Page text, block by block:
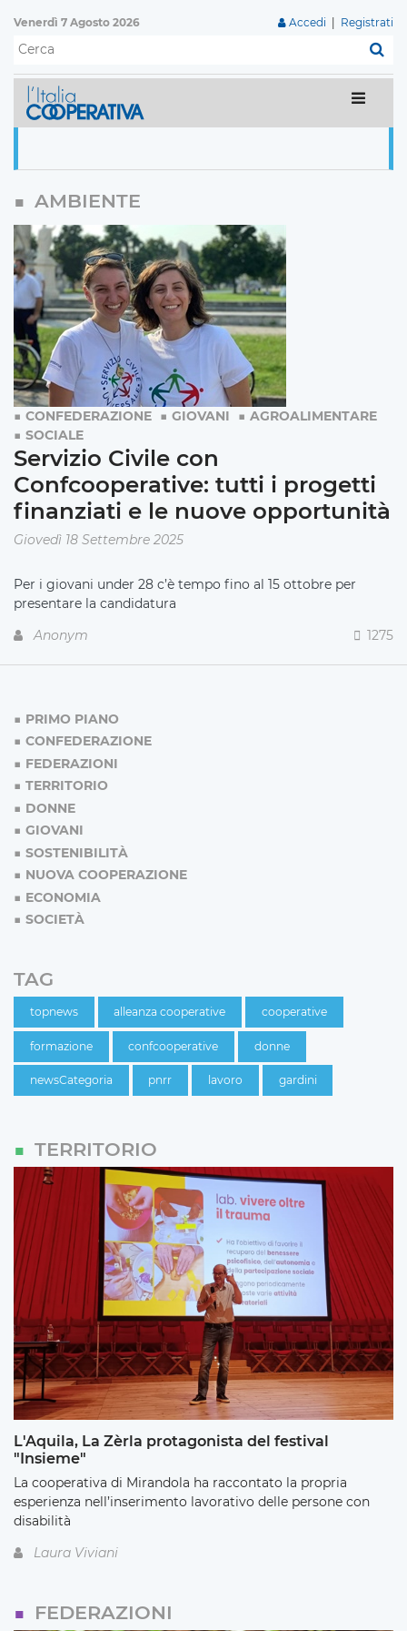
Venerdì 7 Agosto 2026 Accedi Registrati
AMBIENTE
CONFEDERAZIONE GIOVANI
AGROALIMENTARE
SOCIALE
Servizio Civile con
Confcooperative: tutti i progetti
finanziati e le nuove opportunità
Giovedì 18 Settembre 2025
Per i giovani under 28 c’è tempo fino al 15 ottobre per
presentare la candidatura
Anonym
1275
PRIMO PIANO
CONFEDERAZIONE
FEDERAZIONI
TERRITORIO
DONNE
GIOVANI
SOSTENIBILITÀ
NUOVA COOPERAZIONE
ECONOMIA
SOCIETÀ
TAG
topnews alleanza cooperative cooperative
formazione confcooperative donne
newsCategoria pnrr lavoro gardini
TERRITORIO
L'Aquila, La Zèrla protagonista del festival
"Insieme"
La cooperativa di Mirandola ha raccontato la propria
esperienza nell’inserimento lavorativo delle persone con
disabilità
Laura Viviani
FEDERAZIONI